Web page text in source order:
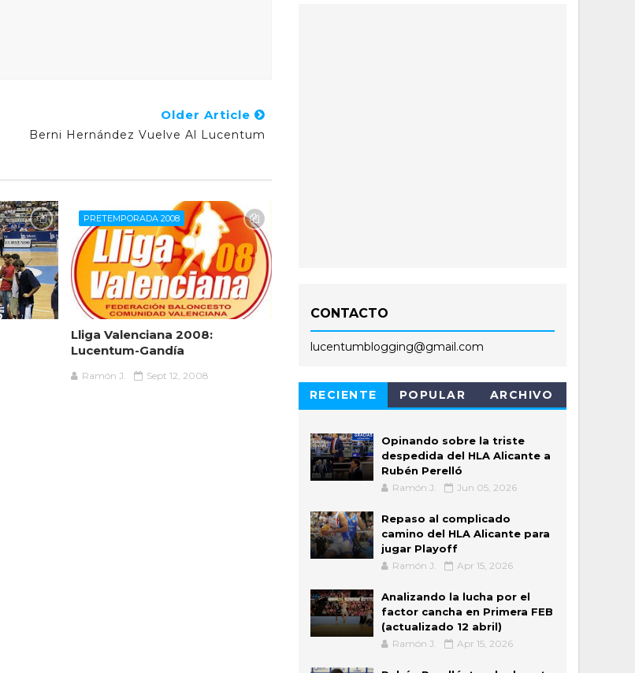
Older Article
Berni Hernández Vuelve Al Lucentum
PRETEMPORADA 2008
Lliga Valenciana 2008:
Lucentum-Gandía
Ramón J. Sept 12, 2008
CONTACTO
lucentumblogging@gmail.com
RECIENTE POPULAR ARCHIVO
Opinando sobre la triste
despedida del HLA Alicante a
Rubén Perelló
Ramón J. Jun 05, 2026
Repaso al complicado
camino del HLA Alicante para
jugar Playoff
Ramón J. Apr 15, 2026
Analizando la lucha por el
factor cancha en Primera FEB
(actualizado 12 abril)
Ramón J. Apr 15, 2026